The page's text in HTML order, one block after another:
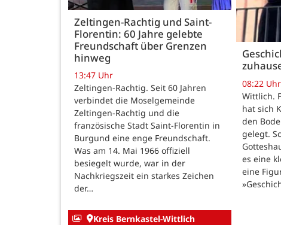
Zeltingen-Rachtig und Saint-
Florentin: 60 Jahre gelebte
Freundschaft über Grenzen
hinweg
13:47 Uhr
Zeltingen-Rachtig. Seit 60 Jahren
verbindet die Moselgemeinde
Zeltingen-Rachtig und die
französische Stadt Saint-Florentin in
Burgund eine enge Freundschaft.
Was am 14. Mai 1966 offiziell
besiegelt wurde, war in der
Nachkriegszeit ein starkes Zeichen
der…
08:22 Uhr
Wittlich.
hat sich
den
gelegt.
es eine
eine
Kreis Bernkastel-Wittlich